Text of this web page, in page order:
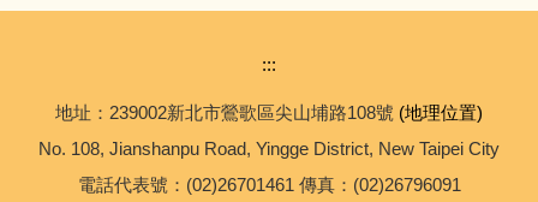
學校家庭教育專區
:::
地址：239002新北市鶯歌區尖山埔路108號 (地理位置)
No. 108, Jianshanpu Road, Yingge District, New Taipei City
電話代表號：(02)26701461 傳真：(02)26796091